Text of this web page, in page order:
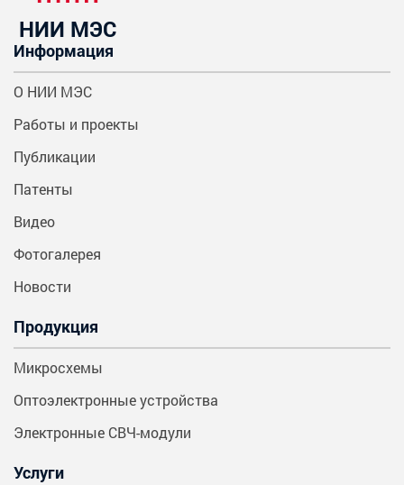
НИИ МЭС
Информация
О НИИ МЭС
Работы и проекты
Публикации
Патенты
Видео
Фотогалерея
Новости
Продукция
Микросхемы
Оптоэлектронные устройства
Электронные СВЧ-модули
Услуги